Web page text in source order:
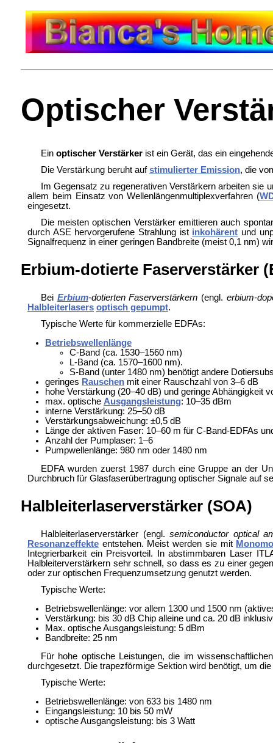
Optischer
Ein optischer Verstärkerist ein Gerät, das ein
Die Verstärkung beruht aufstimulierter Emission, die
Im Gegensatz zu regenerativen Verstärkern arbeiten sie
allem beim Einsatz von Wellenlängenmultiplexverfahren (
eingesetzt.
Die meisten optischen Verstärker emittieren auch
durch ASE hervorgerufene Strahlung ist inkohärent und
Signalfrequenz in einer geringen Bandbreite (meist 0,1 nm)
Erbium-dotierte Faserverstärker
Bei Erbium-dotierten Faserverstärkern (engl. erbium-
Halbleiterlasers optisch gepumpt.
Typische Werte für kommerzielle EDFAs:
Betriebswellenlänge
C-Band (ca. 1530–1560 nm)
L-Band (ca. 1570–1600 nm).
S-Band (unter 1480 nm) benötigt andere
geringes Rauschenmit einer Rauschzahl von 3–6 dB
hohe Verstärkung (20–40 dB) und geringe Abhängigkeit
max. optische Ausgangsleistung: 10–35 dBm
interne Verstärkung: 25–50 dB
Verstärkungsabweichung: ±0,5 dB
Länge der aktiven Faser: 10–60 m für C-Band-EDFAs
Anzahl der Pumplaser: 1–6
Pumpwellenlänge: 980 nm oder 1480 nm
EDFA wurden zuerst 1987 durch eine Gruppe an der
Durchbruch für Glasfaserübertragung optischer Signale auf
Halbleiterlaserverstärker (SOA)
Halbleiterlaserverstärker (engl.semiconductor optical
Resonanzeffekteentstehen. Meist werden sie mit
Integrierbarkeit ein Preisvorteil. In abstimmbaren Laser
Halbleiterverstärkern sehr schnell, so dass es zu einer
oder zur optischen Frequenzumsetzung genutzt werden.
Typische Werte:
Betriebswellenlänge: vor allem 1300 und 1500 nm
Verstärkung: bis 30 dB Chip alleine und ca. 20 dB
Max. optische Ausgangsleistung: 5 dBm
Bandbreite: 25 nm
Für hohe optische Leistungen, die im
durchgesetzt. Die trapezförmige Sektion wird benötigt, um
Typische Werte:
Betriebswellenlänge: von 633 bis 1480 nm
Eingangsleistung: 10 bis 50 mW
optische Ausgangsleistung: bis 3 Watt